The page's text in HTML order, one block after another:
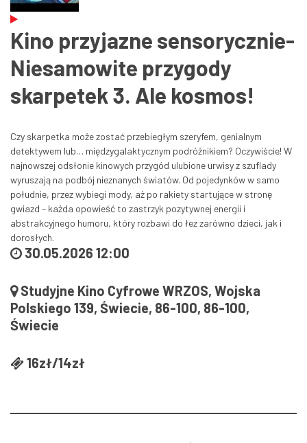
Kino przyjazne sensorycznie-
Niesamowite przygody
skarpetek 3. Ale kosmos!
Czy skarpetka może zostać przebiegłym szeryfem, genialnym
detektywem lub… międzygalaktycznym podróżnikiem? Oczywiście! W
najnowszej odsłonie kinowych przygód ulubione urwisy z szuflady
wyruszają na podbój nieznanych światów. Od pojedynków w samo
południe, przez wybiegi mody, aż po rakiety startujące w stronę
gwiazd – każda opowieść to zastrzyk pozytywnej energii i
abstrakcyjnego humoru, który rozbawi do łez zarówno dzieci, jak i
dorosłych.
30.05.2026 12:00
Studyjne Kino Cyfrowe WRZOS, Wojska
Polskiego 139, Świecie, 86-100, 86-100,
Świecie
16zł/14zł